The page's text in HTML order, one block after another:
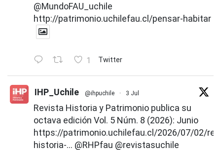
@MundoFAU_uchile
http://patrimonio.uchilefau.cl/pensar-habitar
1 Twitter
IHP_Uchile @ihpuchile · 3 Jul
Revista Historia y Patrimonio publica su
octava edición Vol. 5 Núm. 8 (2026): Junio
https://patrimonio.uchilefau.cl/2026/07/02/
historia-... @RHPfau @revistasuchile